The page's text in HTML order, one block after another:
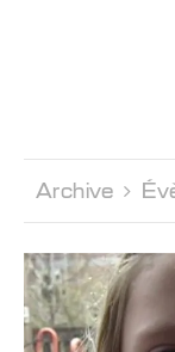
Archive 